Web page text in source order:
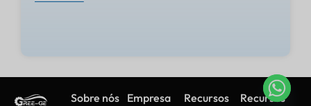
Sobre nós Empresa Recursos Recursos